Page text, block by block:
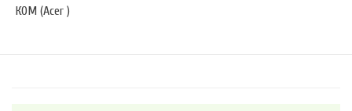
КОМ (Acer )